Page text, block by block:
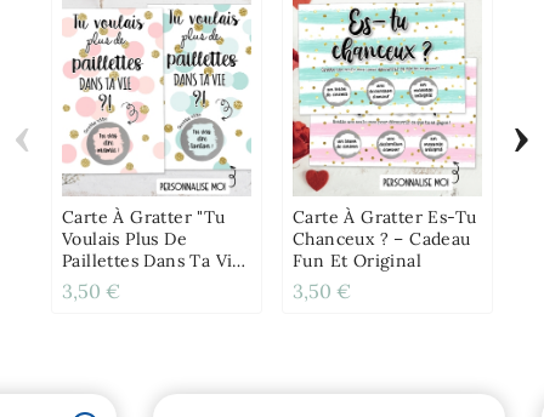
Carte À Gratter "Tu
Voulais Plus De
Paillettes Dans Ta Vie
?!" Pour Annonce Ou
Demande Originale
3,50 €
Carte À Gratter Es-Tu
Chanceux ? – Cadeau
Fun Et Original
3,50 €
‹ ›